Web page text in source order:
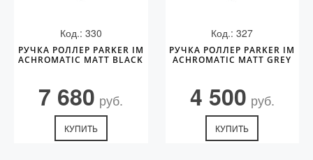
Код.: 330
РУЧКА РОЛЛЕР PARKER IM
ACHROMATIC MATT BLACK
7 680 руб.
КУПИТЬ
Код.: 327
РУЧКА РОЛЛЕР PARKER IM
ACHROMATIC MATT GREY
4 500 руб.
КУПИТЬ